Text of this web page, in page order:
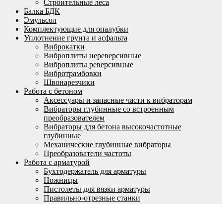
Строительные леса
Балка БДК
Эмульсол
Комплектующие для опалубки
Уплотнение грунта и асфальта
Виброкатки
Виброплиты нереверсивные
Виброплиты реверсивные
Вибротрамбовки
Швонарезчики
Работа с бетоном
Аксессуары и запасные части к вибраторам
Вибраторы глубинные со встроенным
преобразователем
Вибраторы для бетона высокочастотные
глубинные
Механические глубинные вибраторы
Преобразователи частоты
Работа с арматурой
Бухтодержатель для арматуры
Ножницы
Пистолеты для вязки арматуры
Правильно-отрезные станки